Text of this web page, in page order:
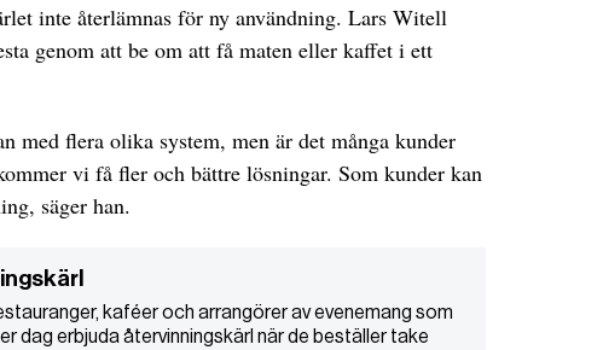
inte återlämnas för ny användning. Lars Witell
genom att be om att få maten eller kaffet i ett
med flera olika system, men är det många kunder
vi få fler och bättre lösningar. Som kunder kan
säger han.
kaféer och arrangörer av evenemang som
dag erbjuda återvinningskärl när de beställer take